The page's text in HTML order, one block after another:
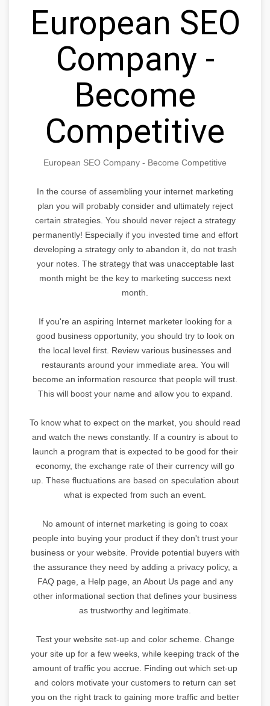
European SEO
Company -
Become
Competitive
European SEO Company - Become Competitive
In the course of assembling your internet marketing
plan you will probably consider and ultimately reject
certain strategies. You should never reject a strategy
permanently! Especially if you invested time and effort
developing a strategy only to abandon it, do not trash
your notes. The strategy that was unacceptable last
month might be the key to marketing success next
month.
If you're an aspiring Internet marketer looking for a
good business opportunity, you should try to look on
the local level first. Review various businesses and
restaurants around your immediate area. You will
become an information resource that people will trust.
This will boost your name and allow you to expand.
To know what to expect on the market, you should read
and watch the news constantly. If a country is about to
launch a program that is expected to be good for their
economy, the exchange rate of their currency will go
up. These fluctuations are based on speculation about
what is expected from such an event.
No amount of internet marketing is going to coax
people into buying your product if they don't trust your
business or your website. Provide potential buyers with
the assurance they need by adding a privacy policy, a
FAQ page, a Help page, an About Us page and any
other informational section that defines your business
as trustworthy and legitimate.
Test your website set-up and color scheme. Change
your site up for a few weeks, while keeping track of the
amount of traffic you accrue. Finding out which set-up
and colors motivate your customers to return can set
you on the right track to gaining more traffic and better